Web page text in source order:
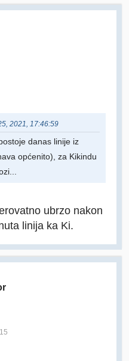
2021, 17:46:59
danas linije iz
općenito), za Kikindu
ubrzo nakon
linija ka Ki.